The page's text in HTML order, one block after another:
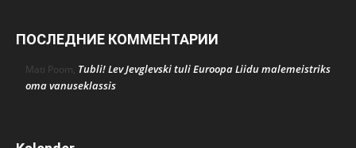
ПОСЛЕДНИЕ КОММЕНТАРИИ
Mati Poom, Tubli! Lev Jevglevski tuli Euroopa Liidu malemeistriks
oma vanuseklassis